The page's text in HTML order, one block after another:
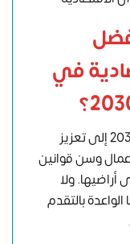
في
تسعى المملكة في رؤية السعودية 2030 إلى تعزيز
وسن قوانين
أراضيها. ولا
بالتقدم